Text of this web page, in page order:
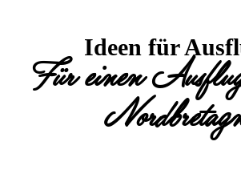
Ideen für
Für einen